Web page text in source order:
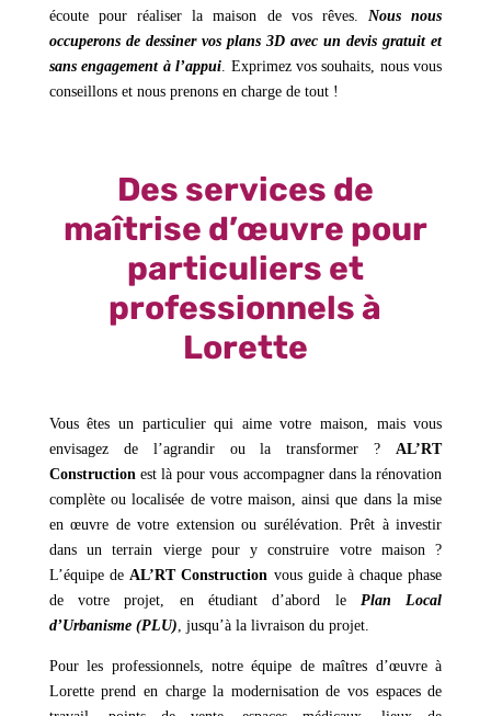
écoute pour réaliser la maison de vos rêves. Nous nous
occuperons de dessiner vos plans 3D avec un devis gratuit et
sans engagement à l’appui . Exprimez vos souhaits, nous vous
conseillons et nous prenons en charge de tout !
Des services de
maîtrise d’œuvre pour
particuliers et
professionnels à
Lorette
Vous êtes un particulier qui aime votre maison, mais vous
envisagez de l’agrandir ou la transformer ? AL’RT
Construction est là pour vous accompagner dans la rénovation
complète ou localisée de votre maison, ainsi que dans la mise
en œuvre de votre extension ou surélévation. Prêt à investir
dans un terrain vierge pour y construire votre maison ?
L’équipe de AL’RT Construction vous guide à chaque phase
de votre projet, en étudiant d’abord le Plan Local
d’Urbanisme (PLU) , jusqu’à la livraison du projet.
Pour les professionnels, notre équipe de maîtres d’œuvre à
Lorette prend en charge la modernisation de vos espaces de